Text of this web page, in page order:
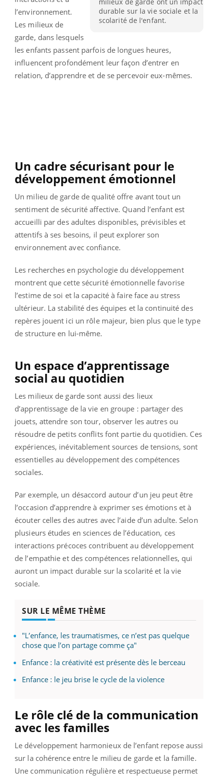
durable sur la vie sociale et la
scolarité de l'enfant.
l’environnement.
Les milieux de
garde, dans lesquels
les enfants passent parfois de longues heures,
influencent profondément leur façon d’entrer en
relation, d’apprendre et de se percevoir eux-mêmes.
Un cadre sécurisant pour le
développement émotionnel
Un milieu de garde de qualité offre avant tout un
sentiment de sécurité affective. Quand l’enfant est
accueilli par des adultes disponibles, prévisibles et
attentifs à ses besoins, il peut explorer son
environnement avec confiance.
Les recherches en psychologie du développement
montrent que cette sécurité émotionnelle favorise
l’estime de soi et la capacité à faire face au stress
ultérieur. La stabilité des équipes et la continuité des
repères jouent ici un rôle majeur, bien plus que le type
de structure en lui-même.
Un espace d’apprentissage
social au quotidien
Les milieux de garde sont aussi des lieux
d’apprentissage de la vie en groupe : partager des
jouets, attendre son tour, observer les autres ou
résoudre de petits conflits font partie du quotidien. Ces
expériences, inévitablement sources de tensions, sont
essentielles au développement des compétences
sociales.
Par exemple, un désaccord autour d’un jeu peut être
l’occasion d’apprendre à exprimer ses émotions et à
écouter celles des autres avec l’aide d’un adulte. Selon
plusieurs études en sciences de l’éducation, ces
interactions précoces contribuent au développement
de l’empathie et des compétences relationnelles, qui
auront un impact durable sur la scolarité et la vie
sociale.
SUR LE MÊME THÈME
"L’enfance, les traumatismes, ce n’est pas quelque
chose que l’on partage comme ça"
Enfance : la créativité est présente dès le berceau
Enfance : le jeu brise le cycle de la violence
Le rôle clé de la communication
avec les familles
Le développement harmonieux de l’enfant repose aussi
sur la cohérence entre le milieu de garde et la famille.
Une communication régulière et respectueuse permet